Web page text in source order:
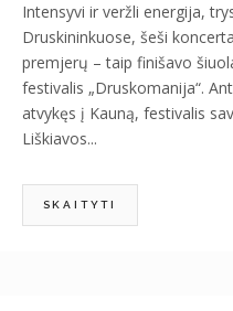
Intensyvi ir veržli energija,
Druskininkuose, šeši
premjerų – taip finišavo
festivalis „Druskomanija“.
atvykęs į Kauną, festivalis
Liškiavos...
SKAITYTI